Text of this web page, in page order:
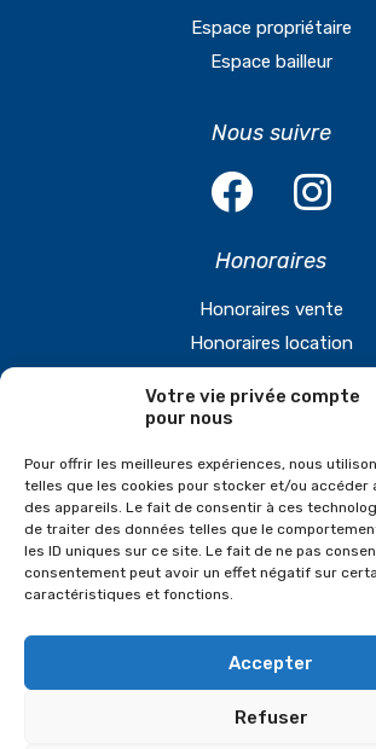
Votre vie privée compte
pour nous
Pour offrir les meilleures expériences, nous
telles que les cookies pour stocker et/ou accéder
des appareils. Le fait de consentir à ces
de traiter des données telles que le
les ID uniques sur ce site. Le fait de ne pas
consentement peut avoir un effet négatif sur
caractéristiques et fonctions.
Accepter
Refuser
Espace propriétaire
Espace bailleur
Nous suivre
Honoraires
Honoraires vente
Honoraires location
Agence
61, N1, 95560 Montsoult
Tél. 01 34 08 70 76
Plan
Mentions légales et